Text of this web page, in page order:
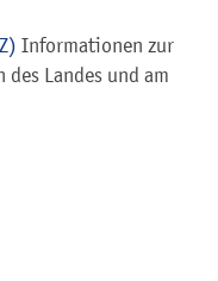
Informationen zur
Landes und am